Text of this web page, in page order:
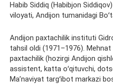
Habib Siddiq (Habibjon
viloyati, Andijon tumanidagi
Andijon paxtachilik instituti
tahsil oldi (1971–1976).
paxtachilik (hozirgi Andijon
assistent, katta oʻqituvchi,
Maʼnaviyat targʻibot markazi